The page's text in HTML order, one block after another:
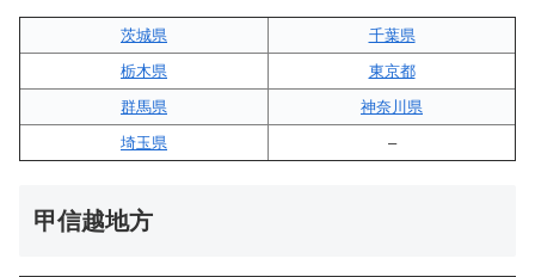
茨城県
千葉県
栃木県
東京都
群馬県
神奈川県
埼玉県
–
甲信越地方